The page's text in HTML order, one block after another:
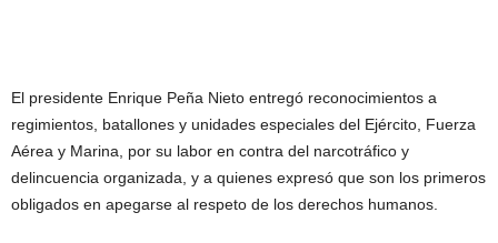
El presidente Enrique Peña Nieto entregó reconocimientos a
regimientos, batallones y unidades especiales del Ejército, Fuerza
Aérea y Marina, por su labor en contra del narcotráfico y
delincuencia organizada, y a quienes expresó que son los primeros
obligados en apegarse al respeto de los derechos humanos.